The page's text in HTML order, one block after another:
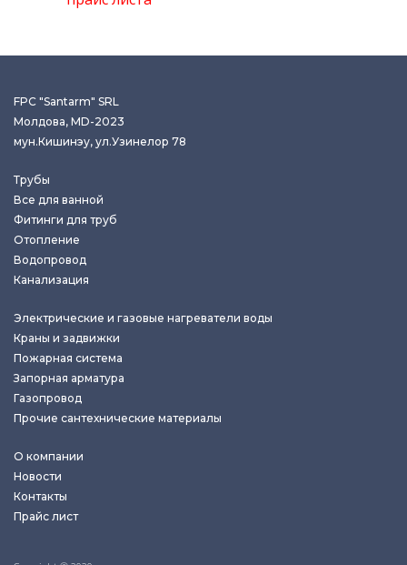
FPC "Santarm" SRL
Молдова, MD-2023
мун.Кишинэу, ул.Узинелор 78
Трубы
Все для ванной
Фитинги для труб
Отопление
Водопровод
Канализация
Электрические и газовые нагреватели воды
Краны и задвижки
Пожарная система
Запорная арматура
Газопровод
Прочие сантехнические материалы
О компании
Новости
Контакты
Прайс лист